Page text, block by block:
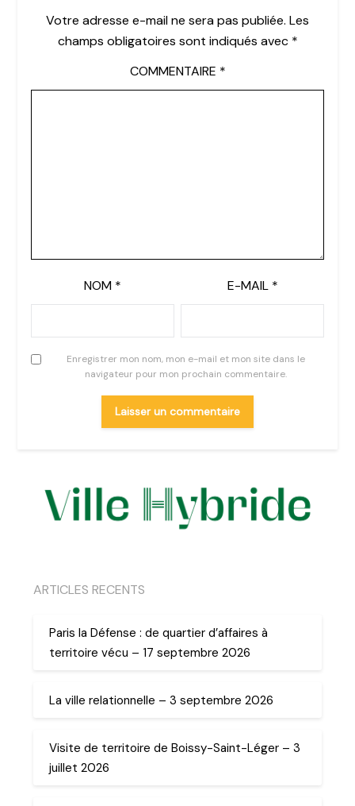
Votre adresse e-mail ne sera pas publiée. Les
champs obligatoires sont indiqués avec *
COMMENTAIRE *
NOM * E-MAIL *
Enregistrer mon nom, mon e-mail et mon site dans le
navigateur pour mon prochain commentaire.
ARTICLES RECENTS
Paris la Défense : de quartier d’affaires à
territoire vécu – 17 septembre 2026
La ville relationnelle – 3 septembre 2026
Visite de territoire de Boissy-Saint-Léger – 3
juillet 2026